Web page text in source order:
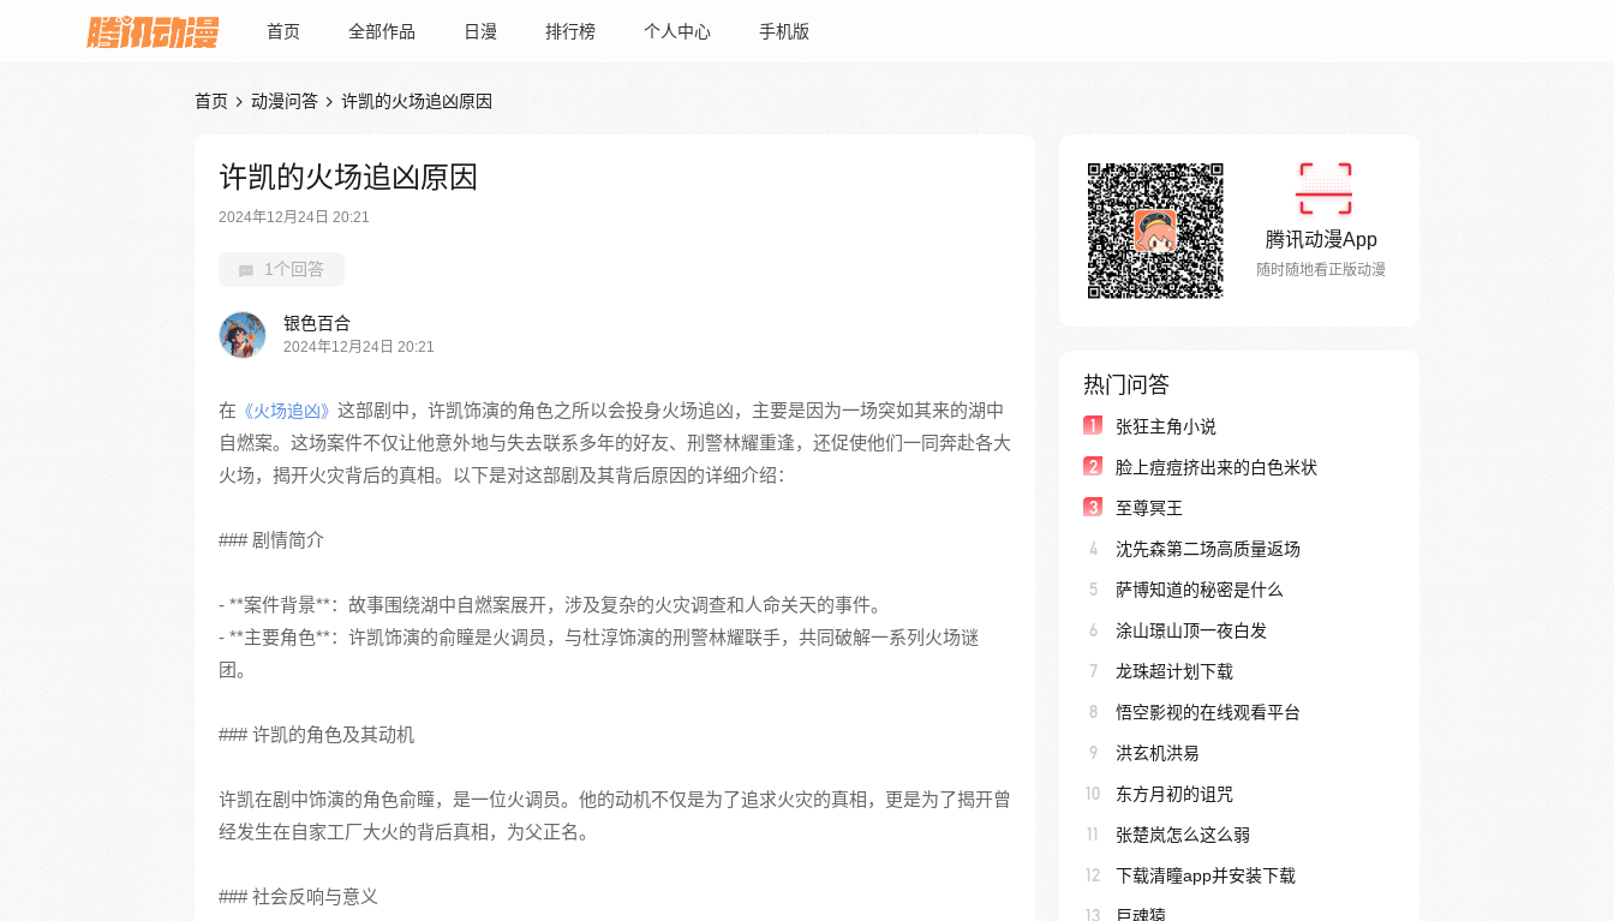
首页 全部作品 日漫 排行榜 个人中心 手机版
首页  动漫问答  许凯的火场追凶原因
许凯的火场追凶原因
2024年12月24日 20:21
1个回答
银色百合
2024年12月24日 20:21
在 《火场追凶》 这部剧中，许凯饰演的角色之所以会投身火场追凶，主要是因为一场突如其来的湖中
自燃案。这场案件不仅让他意外地与失去联系多年的好友、刑警林耀重逢，还促使他们一同奔赴各大
火场，揭开火灾背后的真相。以下是对这部剧及其背后原因的详细介绍：
### 剧情简介
- **案件背景**：故事围绕湖中自燃案展开，涉及复杂的火灾调查和人命关天的事件。
- **主要角色**：许凯饰演的俞瞳是火调员，与杜淳饰演的刑警林耀联手，共同破解一系列火场谜
团。
### 许凯的角色及其动机
许凯在剧中饰演的角色俞瞳，是一位火调员。他的动机不仅是为了追求火灾的真相，更是为了揭开曾
经发生在自家工厂大火的背后真相，为父正名。
### 社会反响与意义
腾讯动漫App
随时随地看正版动漫
热门问答
1 张狂主角小说
2 脸上痘痘挤出来的白色米状
3 至尊冥王
4 沈先森第二场高质量返场
5 萨博知道的秘密是什么
6 涂山璟山顶一夜白发
7 龙珠超计划下载
8 悟空影视的在线观看平台
9 洪玄机洪易
10 东方月初的诅咒
11 张楚岚怎么这么弱
12 下载清瞳app并安装下载
13 巨魂猿